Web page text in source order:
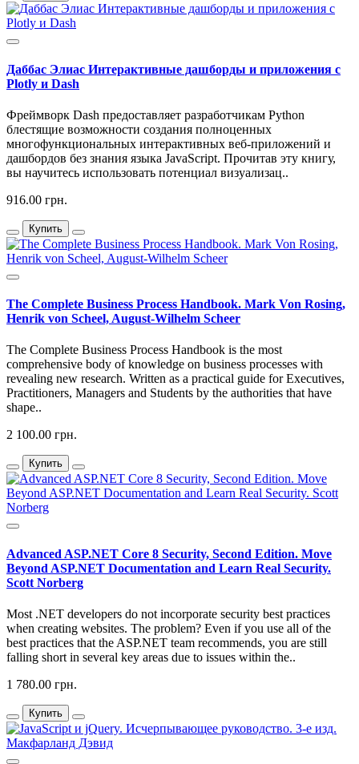
Даббас Элиас Интерактивные дашборды и приложения с
Plotly и Dash
Фреймворк Dash предоставляет разработчикам Python
блестящие возможности создания полноценных
многофункциональных интерактивных веб-приложений и
дашбордов без знания языка JavaScript. Прочитав эту книгу,
вы научитесь использовать потенциал визуализац..
916.00 грн.
Купить
The Complete Business Process Handbook. Mark Von Rosing,
Henrik von Scheel, August-Wilhelm Scheer
The Complete Business Process Handbook is the most
comprehensive body of knowledge on business processes with
revealing new research. Written as a practical guide for Executives,
Practitioners, Managers and Students by the authorities that have
shape..
2 100.00 грн.
Купить
Advanced ASP.NET Core 8 Security, Second Edition. Move
Beyond ASP.NET Documentation and Learn Real Security.
Scott Norberg
Most .NET developers do not incorporate security best practices
when creating websites. The problem? Even if you use all of the
best practices that the ASP.NET team recommends, you are still
falling short in several key areas due to issues within the..
1 780.00 грн.
Купить